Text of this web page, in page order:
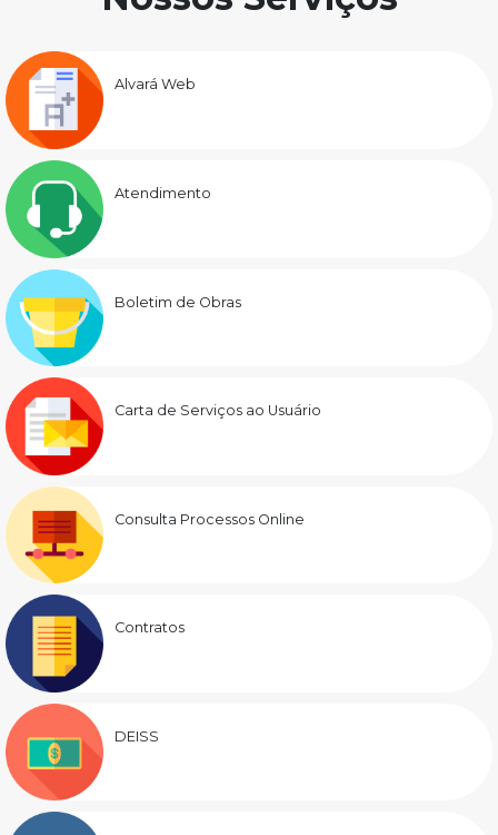
Alvará Web
Atendimento
Boletim de Obras
Carta de Serviços ao Usuário
Consulta Processos Online
Contratos
DEISS